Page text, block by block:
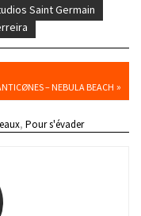
Saint Germain
– NEBULA BEACH »
, Pour s'évader